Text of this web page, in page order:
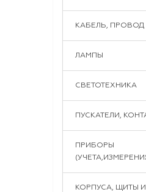
КАБЕЛЬ, ПРОВОД
ЛАМПЫ
СВЕТОТЕХНИКА
ПУСКАТЕЛИ,
ПРИБОРЫ
КОРПУСА, ЩИТЫ И